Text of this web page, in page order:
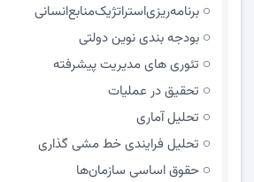
برنامه‌ریزی‌استراتژیک‌منابع‌انسانی
بودجه بندی نوین دولتی
تئوری های مدیریت پیشرفته
تحقیق در عملیات
تحلیل آماری
تحلیل فرایندی خط مشی گذاری
حقوق اساسی سازمان‌ها